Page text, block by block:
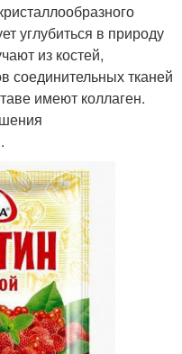
углубиться в природу
из костей,
соединительных тканей
имеют коллаген.